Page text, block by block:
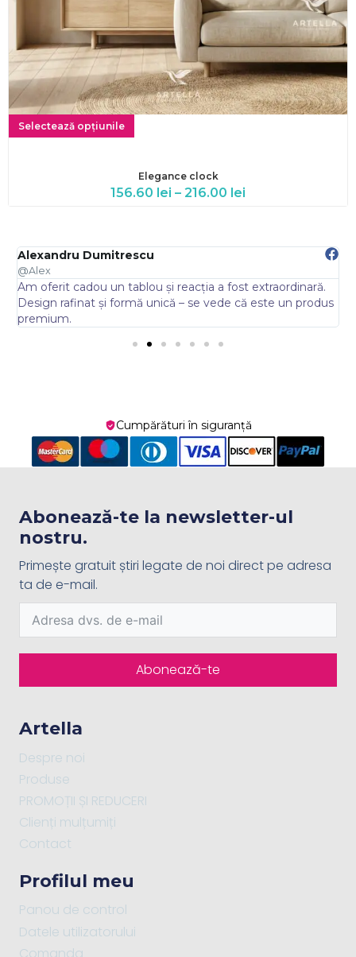
Selectează opțiunile
Elegance clock
156.60 lei – 216.00 lei
Alexandru Dumitrescu
@Alex
Am oferit cadou un tablou și reacția a fost extraordinară.
Design rafinat și formă unică – se vede că este un produs
premium.
Cumpărături în siguranță
Profilul meu
Panou de control
Datele utilizatorului
Artella
Despre noi
Produse
PROMOȚII ȘI REDUCERI
Clienți mulțumiți
Contact
Abonează-te la newsletter-ul
nostru.
Primește gratuit știri legate de noi direct pe adresa
ta de e-mail.
Abonează-te